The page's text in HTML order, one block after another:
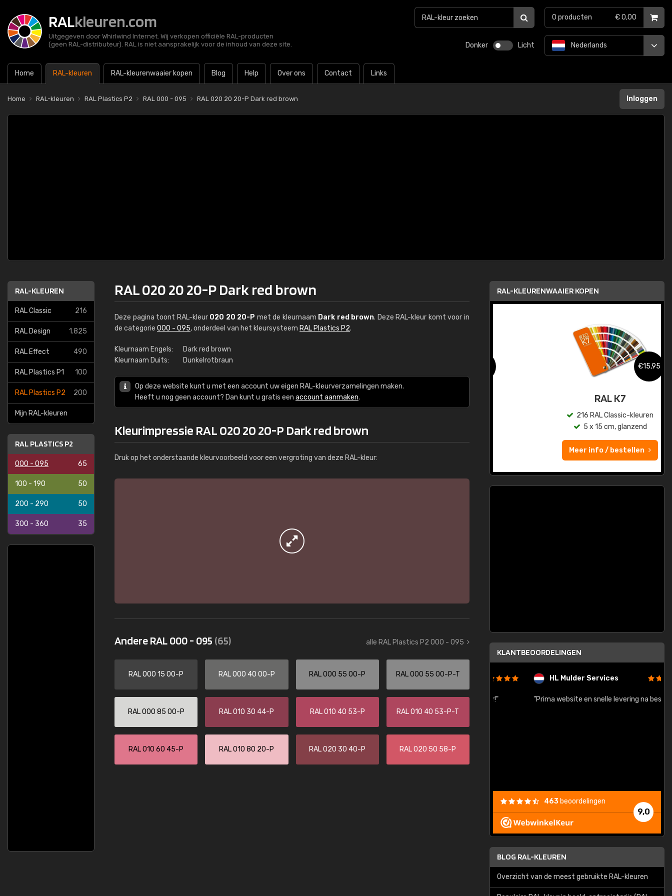
RALkleuren.com
Uitgegeven door Whirlwind Internet. Wij verkopen officiële RAL-producten
(geen RAL-distributeur). RAL is niet aansprakelijk voor de inhoud van deze site.
Donker Licht
Home RAL-kleuren RAL-kleurenwaaier kopen Blog Help Over ons Contact Links
Nederlands
0 producten € 0,00
Home RAL-kleuren RAL Plastics P2 RAL 000 - 095 RAL 020 20 20-P Dark red brown Inloggen
RAL-KLEUREN
RAL Classic 216
RAL Design 1.825
RAL Effect 490
RAL Plastics P1 100
RAL Plastics P2 200
Mijn RAL-kleuren
RAL PLASTICS P2
000 - 095 65
100 - 190 50
200 - 290 50
300 - 360 35
RAL 020 20 20-P Dark red brown
Deze pagina toont RAL-kleur 020 20 20-P met de kleurnaam Dark red brown. Deze RAL-kleur komt voor in
de categorie 000 - 095, onderdeel van het kleursysteem RAL Plastics P2.
Kleurnaam Engels:
Dark red brown
Kleurnaam Duits:
Dunkelrotbraun
Op deze website kunt u met een account uw eigen RAL-kleurverzamelingen maken.
Heeft u nog geen account? Dan kunt u gratis een account aanmaken.
Kleurimpressie RAL 020 20 20-P Dark red brown
Druk op het onderstaande kleurvoorbeeld voor een vergroting van deze RAL-kleur:
Andere RAL 000 - 095 (65) alle RAL Plastics P2 000 - 095
RAL 000 15 00-P RAL 000 40 00-P RAL 000 55 00-P RAL 000 55 00-P-T
RAL 000 85 00-P RAL 010 30 44-P RAL 010 40 53-P RAL 010 40 53-P-T
RAL 010 60 45-P RAL 010 80 20-P RAL 020 30 40-P RAL 020 50 58-P
RAL-KLEURENWAAIER KOPEN
RAL K7 op waterbasis
€15,95
216 RAL Classic-kleuren
5 x 15 cm, glanzend
Meer info / bestellen
KLANTBEOORDELINGEN
Kambier BV
"Super snelle service en zeer betaalbaar!"
HL Mulder Services
"Prima website en snelle levering na bestelling"
9,0
463 beoordelingen
BLOG RAL-KLEUREN
Overzicht van de meest gebruikte RAL-kleuren